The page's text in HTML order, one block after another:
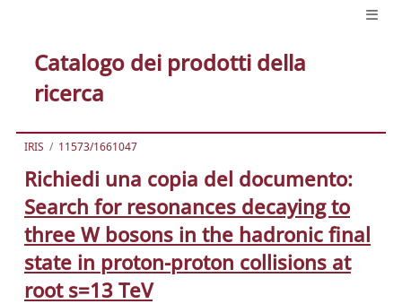
Catalogo dei prodotti della
ricerca
IRIS 11573/1661047
Richiedi una copia del documento:
Search for resonances decaying to
three W bosons in the hadronic final
state in proton-proton collisions at
root s=13 TeV